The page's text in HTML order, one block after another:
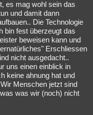
es mag wohl sein das
und damit dann
Die Technologie
bin fest überzeugt das
beweisen kann und
Erschliessen
nicht ausgedacht..
uns einen einblick in
keine ahnung hat und
Menschen jetzt sind
was wir (noch) nicht